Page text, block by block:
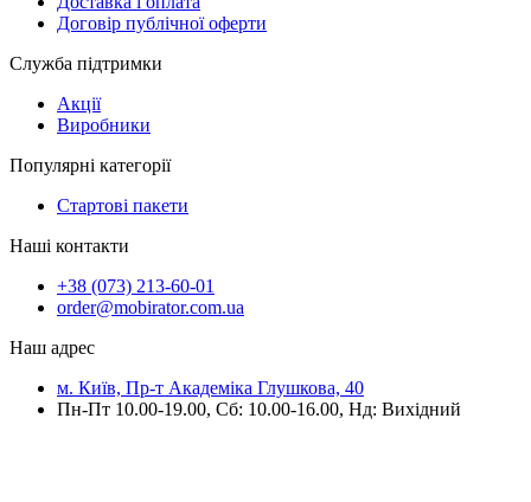
Договір публічної оферти
Служба підтримки
Акції
Виробники
Популярні категорії
Стартові пакети
Наші контакти
+38 (073) 213-60-01
order@mobirator.com.ua
Наш адрес
м. Київ, Пр-т Академіка Глушкова, 40
Пн-Пт 10.00-19.00, Cб: 10.00-16.00, Нд: Вихідний